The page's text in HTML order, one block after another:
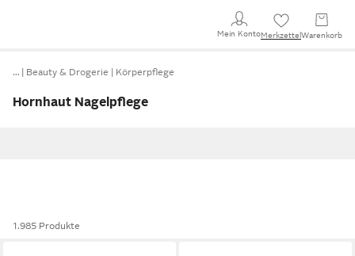
Mein KontoMerkzettel Warenkorb
… Beauty & Drogerie Körperpflege
Hornhaut Nagelpflege
1.985 Produkte